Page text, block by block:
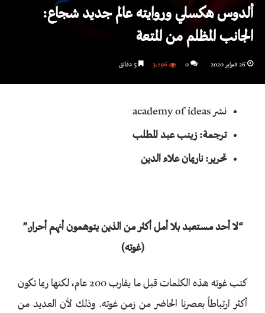
ألدوس هكسلي وروايته عالم جديد شجاع:
الجانب المظلم من المتعة
26 فبراير 2020 0 3٬296
نشر academy of ideas
ترجمة: زينب عبد المطلب
تحرير: ناريمان علاء الدين
“لا أحد مستعبد بلا أمل أكثر من الذين يتوهمون أنهم أحرار.”
(غوته)
كتب غوته هذه الكلمات قبل ما يقارب 200 عام، لكنها ربما تكون
أكثر ارتباطاً بعصرنا الحاضر من زمن غوته. وذلك لأن العديد من